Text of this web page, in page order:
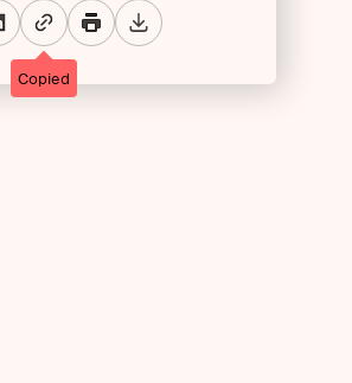
Copied